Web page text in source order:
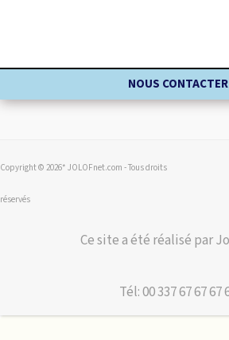
NOUS CONTACTER
Copyright © 2026* JOLOFnet.com - Tous droits
réservés
Ce site a été réalisé par
Tél: 00 337 67 67 67